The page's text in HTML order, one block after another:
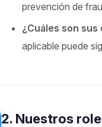
prevención de
¿Cuáles son sus
aplicable puede
2. Nuestros